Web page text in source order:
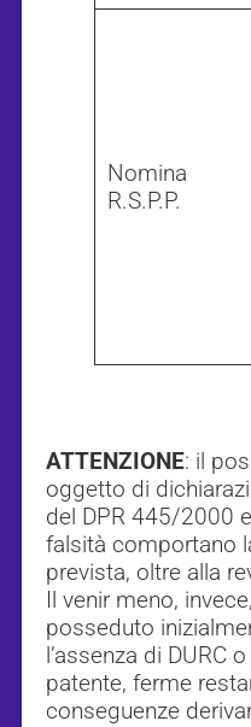
Nomina
R.S.P.P.
ATTENZIONE: il
oggetto di
del DPR 445/2000
falsità comportano
prevista, oltre alla
Il venir meno,
posseduto
l’assenza di DURC
patente, ferme
conseguenze